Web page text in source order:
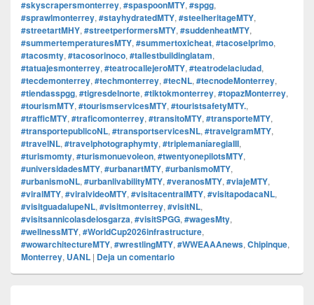
#skyscrapersmonterrey, #spaspoonMTY, #spgg,
#sprawlmonterrey, #stayhydratedMTY, #steelheritageMTY,
#streetartMHY, #streetperformersMTY, #suddenheatMTY,
#summertemperaturesMTY, #summertoxicheat, #tacoselprimo,
#tacosmty, #tacosorinoco, #tallestbuildinglatam,
#tatuajesmonterrey, #teatrocallejeroMTY, #teatrodelaciudad,
#tecdemonterrey, #techmonterrey, #tecNL, #tecnodeMonterrey,
#tiendasspgg, #tigresdelnorte, #tiktokmonterrey, #topazMonterrey,
#tourismMTY, #tourismservicesMTY, #touristsafetyMTY.,
#trafficMTY, #traficomonterrey, #transitoMTY, #transporteMTY,
#transportepublicoNL, #transportservicesNL, #travelgramMTY,
#travelNL, #travelphotographymty, #triplemaníaregiaIII,
#turismomty, #turismonuevoleon, #twentyonepilotsMTY,
#universidadesMTY, #urbanartMTY, #urbanismoMTY,
#urbanismoNL, #urbanlivabilityMTY, #veranosMTY, #viajeMTY,
#viralMTY, #viralvideoMTY, #visitacentralMTY, #visitapodacaNL,
#visitguadalupeNL, #visitmonterrey, #visitNL,
#visitsannicolasdelosgarza, #visitSPGG, #wagesMty,
#wellnessMTY, #WorldCup2026infrastructure,
#wowarchitectureMTY, #wrestlingMTY, #WWEAAAnews, Chipinque,
Monterrey, UANL | Deja un comentario